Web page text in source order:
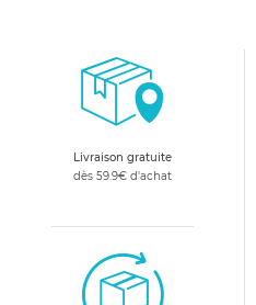
Livraison gratuite
dès 59.9€ d'achat